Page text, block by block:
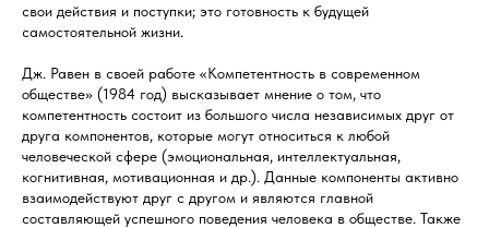
свои действия и поступки; это готовность к будущей
самостоятельной жизни.
Дж. Равен в своей работе «Компетентность в современном
обществе» (1984 год) высказывает мнение о том, что
компетентность состоит из большого числа независимых друг от
друга компонентов, которые могут относиться к любой
человеческой сфере (эмоциональная, интеллектуальная,
когнитивная, мотивационная и др.). Данные компоненты активно
взаимодействуют друг с другом и являются главной
составляющей успешного поведения человека в обществе. Также